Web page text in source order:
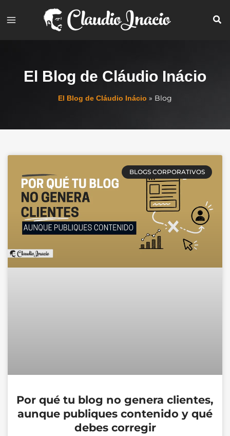
El Blog de Cláudio Inácio
El Blog de Cláudio Inácio » Blog
BLOGS CORPORATIVOS
Por qué tu blog no genera clientes,
aunque publiques contenido y qué
debes corregir